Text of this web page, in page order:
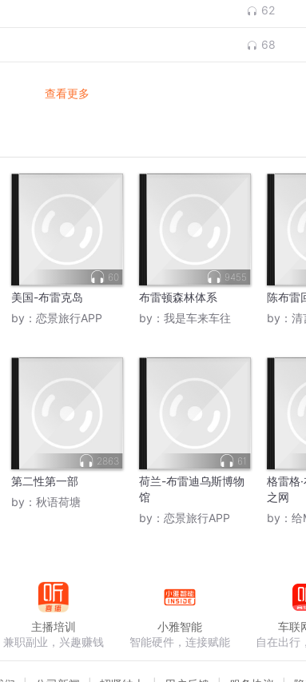
62
68
查看更多
60
美国-布雷克岛
by： 恋景旅行APP
9455
布雷顿森林体系
by： 我是车来车往
陈布雷
by： 清
2863
第二性第一部
by： 秋语荷塘
61
荷兰-布雷迪乌斯博物
馆
by： 恋景旅行APP
格雷格
之网
by： 给
主播培训
兼职副业，兴趣赚钱
小雅智能
智能硬件，连接赋能
车联
自在出行